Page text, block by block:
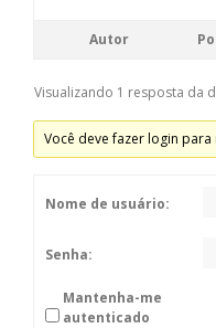
Autor
Visualizando 1 resposta da
Você deve fazer login
Nome de usuário:
Senha:
Mantenha-me
autenticado